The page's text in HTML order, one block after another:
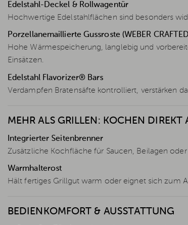
Edelstahl-Deckel & Rollwagentür
Hochwertige Edelstahlflächen sind besonders
Porzellanemaillierte Gussroste (WEBER
Hohe Wärmespeicherung, langlebig und
Einsätzen.
Edelstahl Flavorizer® Bars
Verdampfen Bratensäfte kontrolliert, verstärken
MEHR ALS GRILLEN: KOCHEN DIREKT
Integrierter Seitenbrenner
Zusätzliche Kochfläche für Saucen, Beilagen
Warmhalterost
Hält fertiges Grillgut warm oder eignet sich zum
BEDIENKOMFORT & AUSSTATTUNG